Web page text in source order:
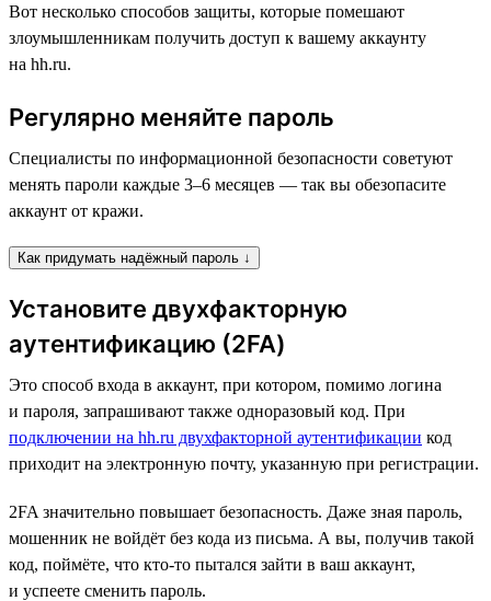
Вот несколько способов защиты, которые помешают
злоумышленникам получить доступ к вашему аккаунту
на hh.ru.
Регулярно меняйте пароль
Специалисты по информационной безопасности советуют
менять пароли каждые 3–6 месяцев — так вы обезопасите
аккаунт от кражи.
Как придумать надёжный пароль ↓
Установите двухфакторную
аутентификацию (2FA)
Это способ входа в аккаунт, при котором, помимо логина
и пароля, запрашивают также одноразовый код. При
подключении на hh.ru двухфакторной аутентификации код
приходит на электронную почту, указанную при регистрации.
2FA значительно повышает безопасность. Даже зная пароль,
мошенник не войдёт без кода из письма. А вы, получив такой
код, поймёте, что кто-то пытался зайти в ваш аккаунт,
и успеете сменить пароль.